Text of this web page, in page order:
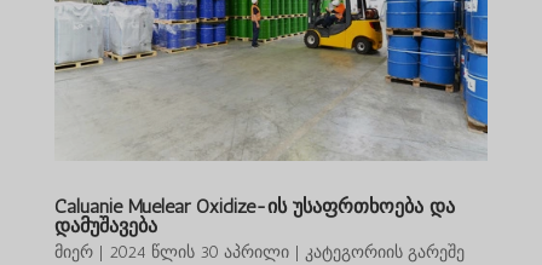
Caluanie Muelear Oxidize-ის უსაფრთხოება და
დამუშავება
მიერ | 2024 წლის 30 აპრილი| კატეგორიის გარეშე